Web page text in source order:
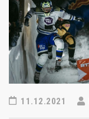
11.12.2021